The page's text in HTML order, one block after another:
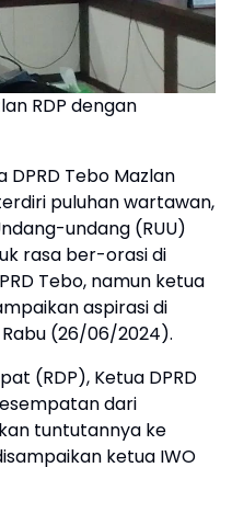
RDP dengan
DPRD Tebo Mazlan
puluhan wartawan,
undang (RUU)
rasa ber-orasi di
Tebo, namun ketua
aspirasi di
(26/06/2024).
(RDP), Ketua DPRD
dari
tuntutannya ke
ketua IWO